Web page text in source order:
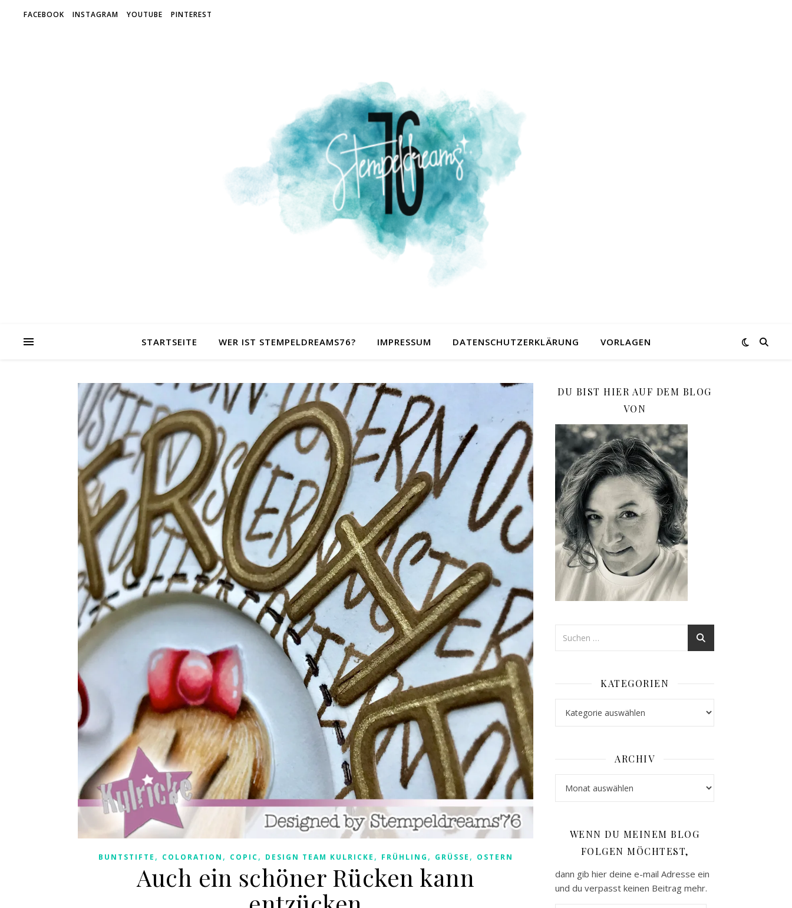
FACEBOOK INSTAGRAM YOUTUBE PINTEREST
STARTSEITE WER IST STEMPELDREAMS76? IMPRESSUM DATENSCHUTZERKLÄRUNG VORLAGEN
BUNTSTIFTE , COLORATION , COPIC, DESIGN TEAM KULRICKE , FRÜHLING , GRÜSSE , OSTERN
Auch ein schöner Rücken kann
DU BIST HIER AUF DEM BLOG
VON
KATEGORIEN
ARCHIV
WENN DU MEINEM BLOG
FOLGEN MÖCHTEST,
dann gib hier deine e-mail Adresse ein
und du verpasst keinen Beitrag mehr.